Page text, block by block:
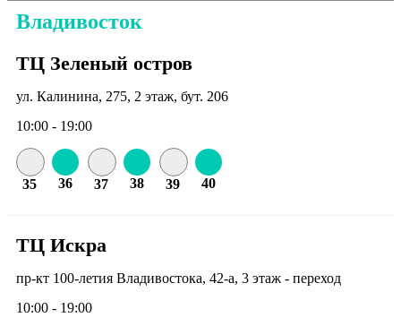
Владивосток
ТЦ Зеленый остров
ул. Калинина, 275, 2 этаж, бут. 206
10:00 - 19:00
35 36 37 38 39 40
ТЦ Искра
пр-кт 100-летия Владивостока, 42-а, 3 этаж - переход
10:00 - 19:00